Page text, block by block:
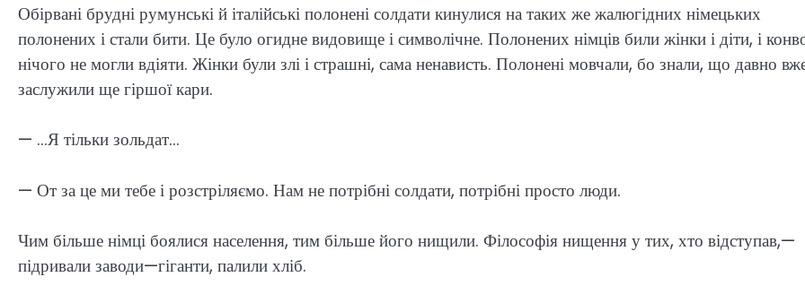
Обірвані брудні румунські й італійські полонені солдати кинулися на таких же жалюгідних німецьких
полонених і стали бити. Це було огидне видовище і символічне. Полонених німців били жінки і діти, і
нічого не могли вдіяти. Жінки були злі і страшні, сама ненависть. Полонені мовчали, бо знали, що давно
заслужили ще гіршої кари.
— …Я тільки зольдат…
— От за це ми тебе і розстріляємо. Нам не потрібні солдати, потрібні просто люди.
Чим більше німці боялися населення, тим більше його нищили. Філософія нищення у тих, хто відступав,—
підривали заводи—гіганти, палили хліб.